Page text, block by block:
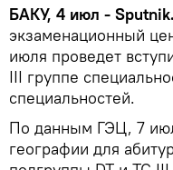
БАКУ, 4 июл - Sputnik.
экзаменационный
июля проведет
III группе
специальностей.
По данным ГЭЦ, 7
географии для